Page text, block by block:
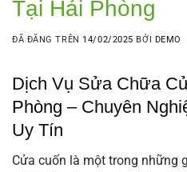
Tại Hải Phòng
ĐÃ ĐĂNG TRÊN 14/02/2025 BỞI DEMO
Dịch Vụ Sửa Chữa
Phòng – Chuyên
Uy Tín
Cửa cuốn là một trong những